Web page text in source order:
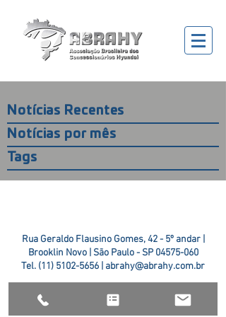
Notícias Recentes
Notícias por mês
Tags
Rua Geraldo Flausino Gomes, 42 - 5º andar |
Brooklin Novo | São Paulo - SP 04575-060
Tel. (11) 5102-5656 abrahy@abrahy.com.br
©2018 ABRAHY. criado pela TR2 Art + Design